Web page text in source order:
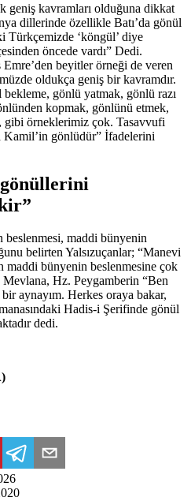
geniş kavramları olduğuna dikkat
dillerinde özellikle Batı’da gönül
Türkçemizde ‘köngül’ diye
öncede vardı” Dedi.
beyitler örneği de veren
oldukça geniş bir kavramdır.
bekleme, gönlü yatmak, gönlü razı
kopmak, gönlünü etmek,
gibi örneklerimiz çok. Tasavvufi
Kamil’in gönlüdür” İfadelerini
beslenmesi, maddi bünyenin
belirten Yalsızuçanlar; “Manevi
bünyenin beslenmesine çok
Hz. Peygamberin “Ben
aynayım. Herkes oraya bakar,
Hadis-i Şerifinde gönül
dedi.